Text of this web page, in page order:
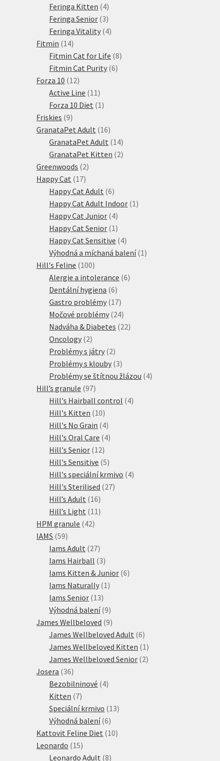
produktů
Feringa Kitten 44
produkty
Feringa Senior 33
produkty
Feringa Vitality 44
Fitmin 1414
produktů
Fitmin Cat for Life 88
Fitmin Cat Purity 66
Forza 10 1212
produktů
Active Line 11 11
produktů
Forza 10 Diet 1 1
Friskies 99
produktů
GranataPet Adult 1616
produktů
GranataPet Adult 1414
produktů
GranataPet Kitten 22
Greenwoods 22
Happy Cat 1717
produktů
Happy Cat Adult 66
produktů
Happy Cat Adult Indoor 1 1
Happy Cat Junior 44
produkty
Happy Cat Senior 1 1
produkt
Happy Cat Sensitive 44
produkty
Výhodná a míchaná balení 1 1
Hill's Feline 100100
produktů
Alergie a intolerance 66
Dentální hygiena 66
produktů
Gastro problémy 1717
produktů
Močové problémy 2424
produktů
Nadváha & Diabetes 2222
Oncology 22
produkty
Problémy s játry 22
produkty
Problémy s klouby 33
produkty
Problémy se štítnou žlázou 44
Hill’s granule 9797
produktů
Hill's Hairball control 44
Hill's Kitten 1010
produktů
Hill's No Grain 44
produkty
Hill's Oral Care 44
Hill's Senior 1212
produktů
Hill's Sensitive 55
produktů
Hill's speciální krmivo 44
Hill's Sterilised 2727
Hill’s Adult 1616
produktů
Hill’s Light 11 11
HPM granule 4242
IAMS 5959
produktů
Iams Adult 2727
produktů
Iams Hairball 33
produkty
Iams Kitten & Junior 66
Iams Naturally 1 1
Iams Senior 1313
produktů
Výhodná balení 99
produktů
James Wellbeloved 99
produktů
James Wellbeloved Adult 66
produktů
James Wellbeloved Kitten 1 1
produkt
James Wellbeloved Senior 22
Josera 3636
produktů
Bezobilninové 44
Kitten 77
produktů
Speciální krmivo 1313
Výhodná balení 66
produktů
Kattovit Feline Diet 1010
Leonardo 1515
produktů
Leonardo Adult 88